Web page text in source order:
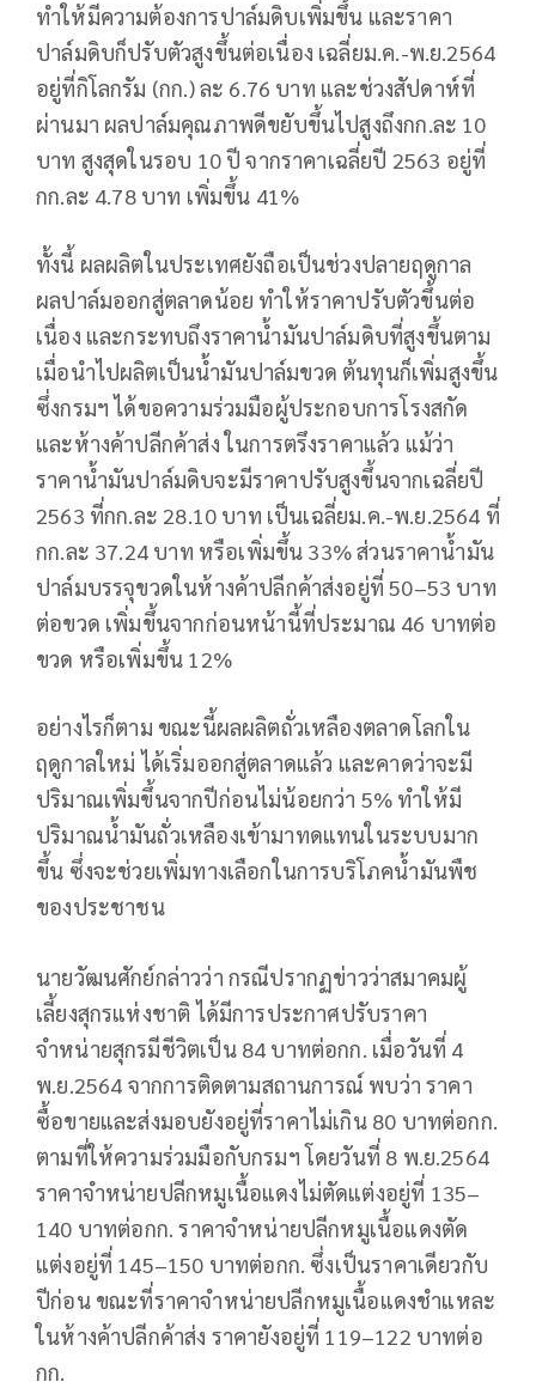
ทำให้มีความต้องการปาล์มดิบเพิ่มขึ้น และราคา
ปาล์มดิบก็ปรับตัวสูงขึ้นต่อเนื่อง เฉลี่ยม.ค.-พ.ย.2564
อยู่ที่กิโลกรัม (กก.) ละ 6.76 บาท และช่วงสัปดาห์ที่
ผ่านมา ผลปาล์มคุณภาพดีขยับขึ้นไปสูงถึงกก.ละ 10
บาท สูงสุดในรอบ 10 ปี จากราคาเฉลี่ยปี 2563 อยู่ที่
กก.ละ 4.78 บาท เพิ่มขึ้น 41%
ทั้งนี้ ผลผลิตในประเทศยังถือเป็นช่วงปลายฤดูกาล
ผลปาล์มออกสู่ตลาดน้อย ทำให้ราคาปรับตัวขึ้นต่อ
เนื่อง และกระทบถึงราคาน้ำมันปาล์มดิบที่สูงขึ้นตาม
เมื่อนำไปผลิตเป็นน้ำมันปาล์มขวด ต้นทุนก็เพิ่มสูงขึ้น
ซึ่งกรมฯ ได้ขอความร่วมมือผู้ประกอบการโรงสกัด
และห้างค้าปลีกค้าส่ง ในการตรึงราคาแล้ว แม้ว่า
ราคาน้ำมันปาล์มดิบจะมีราคาปรับสูงขึ้นจากเฉลี่ยปี
2563 ที่กก.ละ 28.10 บาท เป็นเฉลี่ยม.ค.-พ.ย.2564 ที่
กก.ละ 37.24 บาท หรือเพิ่มขึ้น 33% ส่วนราคาน้ำมัน
ปาล์มบรรจุขวดในห้างค้าปลีกค้าส่งอยู่ที่ 50–53 บาท
ต่อขวด เพิ่มขึ้นจากก่อนหน้านี้ที่ประมาณ 46 บาทต่อ
ขวด หรือเพิ่มขึ้น 12%
อย่างไรก็ตาม ขณะนี้ผลผลิตถั่วเหลืองตลาดโลกใน
ฤดูกาลใหม่ ได้เริ่มออกสู่ตลาดแล้ว และคาดว่าจะมี
ปริมาณเพิ่มขึ้นจากปีก่อนไม่น้อยกว่า 5% ทำให้มี
ปริมาณน้ำมันถั่วเหลืองเข้ามาทดแทนในระบบมาก
ขึ้น ซึ่งจะช่วยเพิ่มทางเลือกในการบริโภคน้ำมันพืช
ของประชาชน
นายวัฒนศักย์กล่าวว่า กรณีปรากฏข่าวว่าสมาคมผู้
เลี้ยงสุกรแห่งชาติ ได้มีการประกาศปรับราคา
จำหน่ายสุกรมีชีวิตเป็น 84 บาทต่อกก. เมื่อวันที่ 4
พ.ย.2564 จากการติดตามสถานการณ์ พบว่า ราคา
ซื้อขายและส่งมอบยังอยู่ที่ราคาไม่เกิน 80 บาทต่อกก.
ตามที่ให้ความร่วมมือกับกรมฯ โดยวันที่ 8 พ.ย.2564
ราคาจำหน่ายปลีกหมูเนื้อแดงไม่ตัดแต่งอยู่ที่ 135–
140 บาทต่อกก. ราคาจำหน่ายปลีกหมูเนื้อแดงตัด
แต่งอยู่ที่ 145–150 บาทต่อกก. ซึ่งเป็นราคาเดียวกับ
ปีก่อน ขณะที่ราคาจำหน่ายปลีกหมูเนื้อแดงชำแหละ
ในห้างค้าปลีกค้าส่ง ราคายังอยู่ที่ 119–122 บาทต่อ
กก.